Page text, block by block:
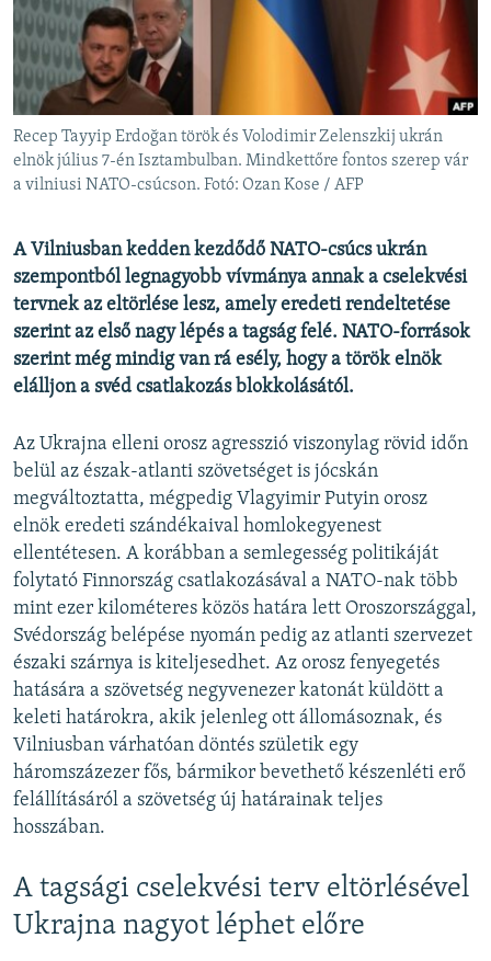
EURÓPAI UNIÓ
VILÁG
KLÍMAVÁLTOZÁS
A MÚLT TANULSÁGAI
Valamennyi RFE/RL weboldal
Recep Tayyip Erdoğan török és Volodimir Zelenszkij ukrán
elnök július 7-én Isztambulban. Mindkettőre fontos szerep vár
a vilniusi NATO-csúcson. Fotó: Ozan Kose / AFP
A Vilniusban kedden kezdődő NATO-csúcs ukrán
szempontból legnagyobb vívmánya annak a cselekvési
tervnek az eltörlése lesz, amely eredeti rendeltetése
szerint az első nagy lépés a tagság felé. NATO-források
szerint még mindig van rá esély, hogy a török elnök
elálljon a svéd csatlakozás blokkolásától.
Az Ukrajna elleni orosz agresszió viszonylag rövid időn
belül az észak-atlanti szövetséget is jócskán
megváltoztatta, mégpedig Vlagyimir Putyin orosz
elnök eredeti szándékaival homlokegyenest
ellentétesen. A korábban a semlegesség politikáját
folytató Finnország csatlakozásával a NATO-nak több
mint ezer kilométeres közös határa lett Oroszországgal,
Svédország belépése nyomán pedig az atlanti szervezet
északi szárnya is kiteljesedhet. Az orosz fenyegetés
hatására a szövetség negyvenezer katonát küldött a
keleti határokra, akik jelenleg ott állomásoznak, és
Vilniusban várhatóan döntés születik egy
háromszázezer fős, bármikor bevethető készenléti erő
felállításáról a szövetség új határainak teljes
hosszában.
A tagsági cselekvési terv eltörlésével
Ukrajna nagyot léphet előre